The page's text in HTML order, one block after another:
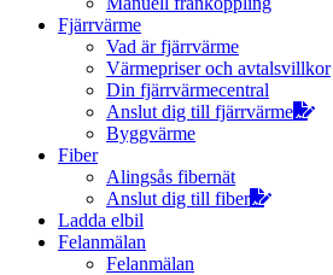
Fjärrvärme
Vad är fjärrvärme
Värmepriser och avtalsvillkor
Din fjärrvärmecentral
Anslut dig till fjärrvärme
Byggvärme
Fiber
Alingsås fibernät
Anslut dig till fiber
Ladda elbil
Felanmälan
Felanmälan